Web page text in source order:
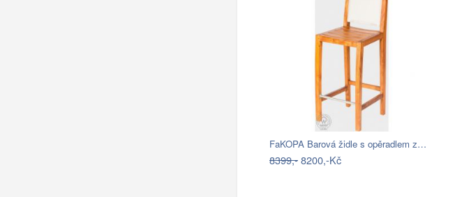
FaKOPA Barová židle s opěradlem z…
8399,-8200,-Kč